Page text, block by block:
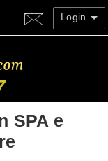
Login
SPA e